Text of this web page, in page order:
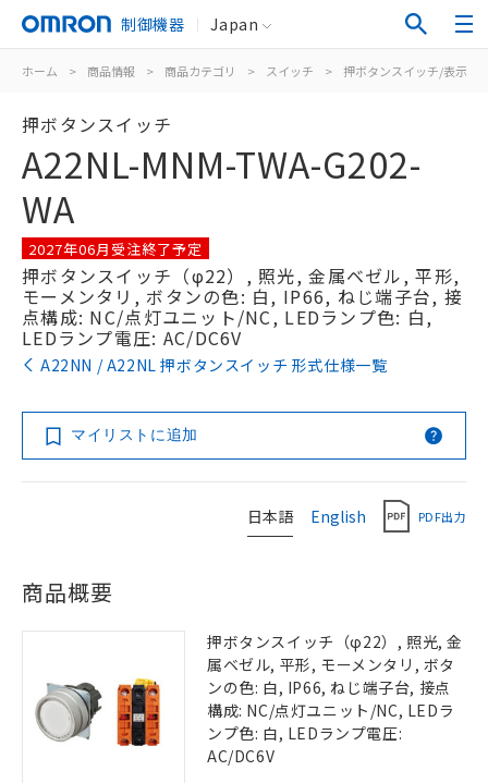
制御機器 Japan
ホーム > 商品情報 > 商品カテゴリ > スイッチ > 押ボタンスイッチ/表示灯
押ボタンスイッチ
A22NL-MNM-TWA-G202-
WA
2027年06月受注終了予定
押ボタンスイッチ（φ22）, 照光, 金属ベゼル, 平形,
モーメンタリ, ボタンの色: 白, IP66, ねじ端子台, 接
点構成: NC/点灯ユニット/NC, LEDランプ色: 白,
LEDランプ電圧: AC/DC6V
A22NN / A22NL 押ボタンスイッチ 形式仕様一覧
マイリストに追加
日本語 English PDF出力
商品概要
押ボタンスイッチ（φ22）, 照光, 金
属ベゼル, 平形, モーメンタリ, ボタ
ンの色: 白, IP66, ねじ端子台, 接点
構成: NC/点灯ユニット/NC, LEDラ
ンプ色: 白, LEDランプ電圧:
AC/DC6V